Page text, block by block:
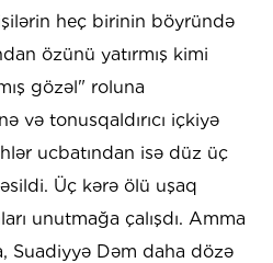
heç birinin böyründə
özünü yatırmış kimi
gözəl" roluna
və tonusqaldırıcı içkiyə
ucbatından isə düz üç
Üç kərə ölü uşaq
unutmağa çalışdı. Amma
Suadiyyə Dəm daha dözə